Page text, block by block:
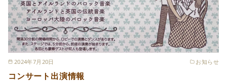
2024年7月20日 お知らせ
コンサート出演情報